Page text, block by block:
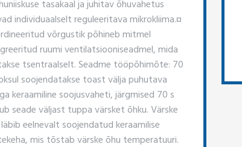
tasakaal ja juhitav õhuvahetus
individuaalselt reguleeritava mikrokliima. ​¤
võrgustik põhineb mitmel
ruumi ventilatsiooniseadmel, mida
tsentraalselt. Seadme tööpõhimõte: 70
soojendatakse toast välja puhutava
keraamiline soojusvaheti, järgmised 70 s
seade väljast tuppa värsket õhku. Värske
eelnevalt soojendatud keraamilise
mis tõstab värske õhu temperatuuri.